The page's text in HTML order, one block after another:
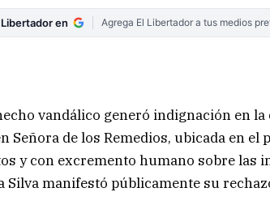
en Agrega El Libertador a tus medios
vandálico generó indignación en
Señora de los Remedios, ubicada en
y con excremento humano sobre las
Silva manifestó públicamente su